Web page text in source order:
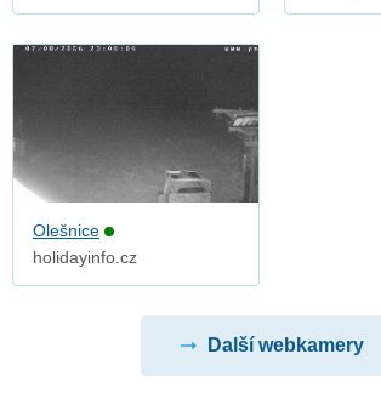
Olešnice
holidayinfo.cz
Další webkamery